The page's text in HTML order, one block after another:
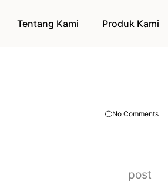
Tentang Kami Produk Kami
No Comments
post